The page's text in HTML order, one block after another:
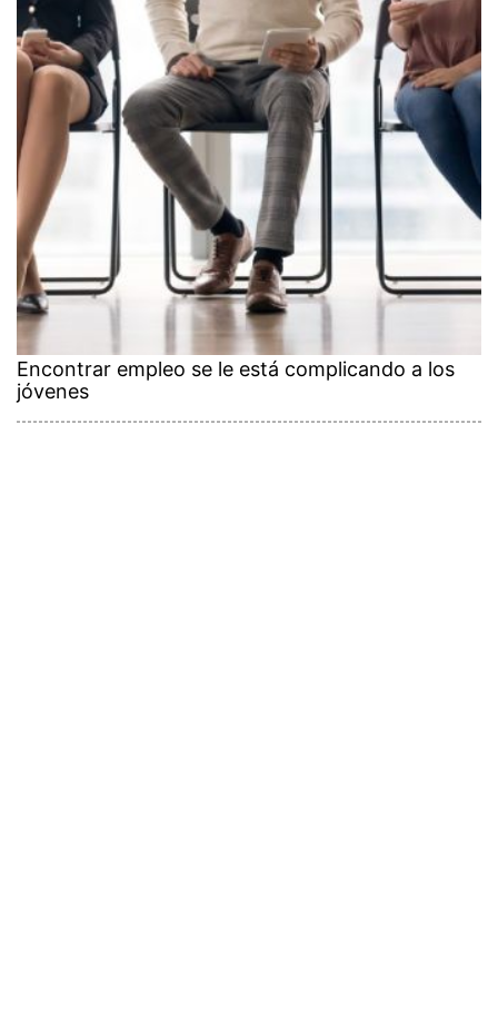
Encontrar empleo se le está complicando a los
jóvenes